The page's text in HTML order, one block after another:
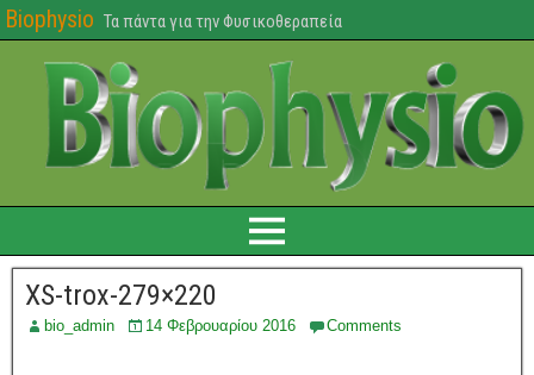
Biophysio Τα πάντα για την Φυσικοθεραπεία
XS-trox-279×220
bio_admin 14 Φεβρουαρίου 2016 Comments